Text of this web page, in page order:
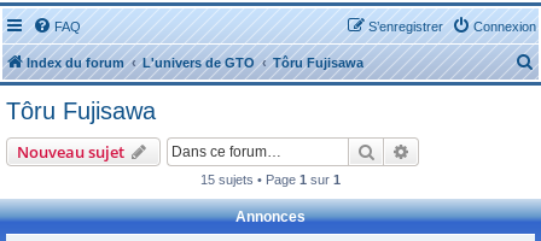
FAQ Connexion
S’enregistrer
Index du forum L'univers de GTO Tôru Fujisawa
e
r
Tôru Fujisawa
Nouveau sujet Rechercher
15 sujets • Page 1 sur 1
Annonces